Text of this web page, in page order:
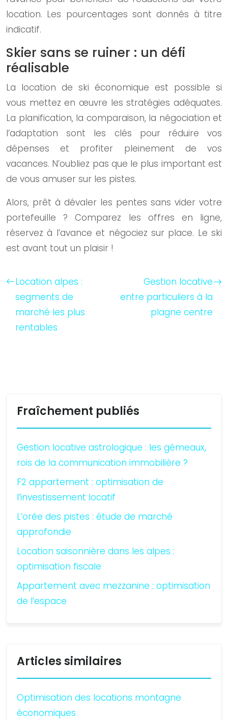
location. Les pourcentages sont donnés à titre
indicatif.
Skier sans se ruiner : un défi
réalisable
La location de ski économique est possible si
vous mettez en œuvre les stratégies adéquates.
La planification, la comparaison, la négociation et
l’adaptation sont les clés pour réduire vos
dépenses et profiter pleinement de vos
vacances. N’oubliez pas que le plus important est
de vous amuser sur les pistes.
Alors, prêt à dévaler les pentes sans vider votre
portefeuille ? Comparez les offres en ligne,
réservez à l’avance et négociez sur place. Le ski
est avant tout un plaisir !
Location alpes :
segments de
marché les plus
rentables
Gestion locative
entre particuliers à la
plagne centre
Fraîchement publiés
Gestion locative astrologique : les gémeaux,
rois de la communication immobilière ?
F2 appartement : optimisation de
l’investissement locatif
L’orée des pistes : étude de marché
approfondie
Location saisonnière dans les alpes :
optimisation fiscale
Appartement avec mezzanine : optimisation
de l’espace
Articles similaires
Optimisation des locations montagne
économiques